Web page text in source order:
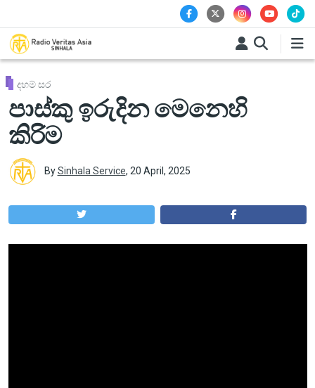
දහම් සර
පාස්කු ඉරුදින මෙනෙහි
කිරිම
BySinhala Service, 20 April, 2025